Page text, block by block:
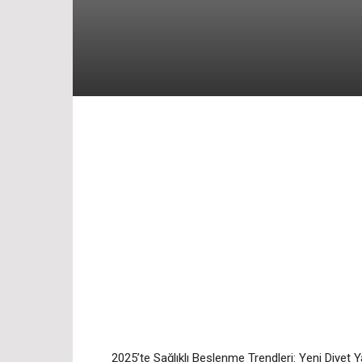
2025’te Sağlıklı Beslenme Trendleri: Yeni Diyet